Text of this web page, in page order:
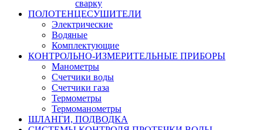
сварку
ПОЛОТЕНЦЕСУШИТЕЛИ
Электрические
Водяные
Комплектующие
КОНТРОЛЬНО-ИЗМЕРИТЕЛЬНЫЕ ПРИБОРЫ
Манометры
Счетчики воды
Счетчики газа
Термометры
Термоманометры
ШЛАНГИ, ПОДВОДКА